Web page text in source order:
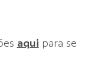
aqui para se